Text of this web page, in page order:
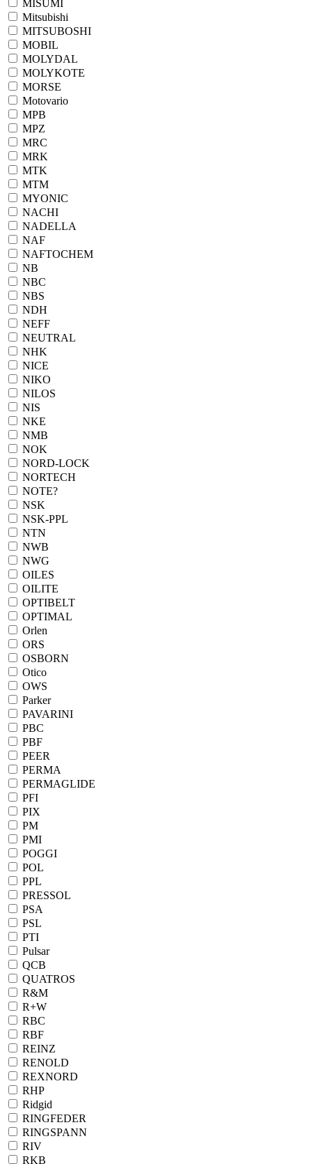
MISUMI
Mitsubishi
MITSUBOSHI
MOBIL
MOLYDAL
MOLYKOTE
MORSE
Motovario
MPB
MPZ
MRC
MRK
MTK
MTM
MYONIC
NACHI
NADELLA
NAF
NAFTOCHEM
NB
NBC
NBS
NDH
NEFF
NEUTRAL
NHK
NICE
NIKO
NILOS
NIS
NKE
NMB
NOK
NORD-LOCK
NORTECH
NOTE?
NSK
NSK-PPL
NTN
NWB
NWG
OILES
OILITE
OPTIBELT
OPTIMAL
Orlen
ORS
OSBORN
Otico
OWS
Parker
PAVARINI
PBC
PBF
PEER
PERMA
PERMAGLIDE
PFI
PIX
PM
PMI
POGGI
POL
PPL
PRESSOL
PSA
PSL
PTI
Pulsar
QCB
QUATROS
R&M
R+W
RBC
RBF
REINZ
RENOLD
REXNORD
RHP
Ridgid
RINGFEDER
RINGSPANN
RIV
RKB